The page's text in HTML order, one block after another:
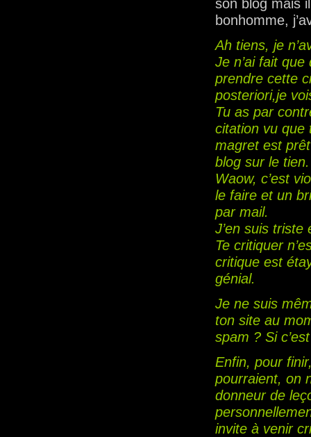
son blog mais
bonhomme,
Ah tiens, je
Je n’ai fait
prendre cette
posteriori,je
Tu as par
citation vu que
magret est
blog sur le tien.
Waow, c’est
le faire et un
par mail.
J’en suis
Te critiquer
critique est
génial.
Je ne suis
ton site au
spam ? Si
Enfin, pour
pourraient, on
donneur de
invite à venir